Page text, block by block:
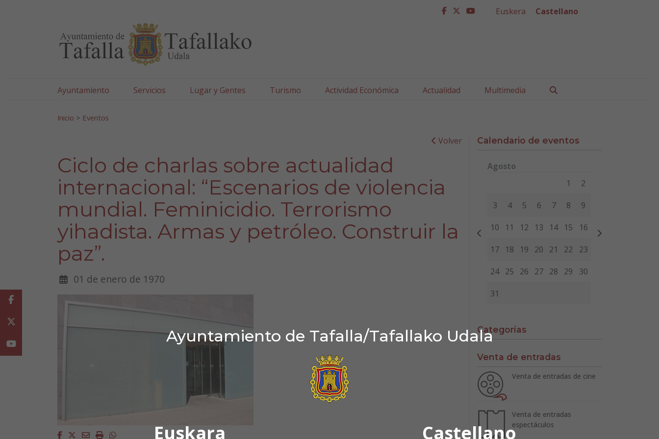
Ayuntamiento de Tafalla/Tafallako Udala
Euskara Castellano
facebook
twitter
youtube
Euskera Castellano
Ayuntamiento Servicios Lugar y Gentes Turismo Actividad Económica Actualidad Multimedia
Inicio > Eventos
Volver
Ciclo de charlas sobre actualidad
internacional: “Escenarios de violencia
mundial. Feminicidio. Terrorismo
yihadista. Armas y petróleo. Construir la
paz”.
01 de enero de 1970
Facebook
Twitter
EmailImprimirWhatsapp
Calendario de eventos
Agosto
Miércoles Jueves
1 2
3 4 5 6 7 8 9
10 11 12 13 14 15 16
17 18 19 20 21 22 23
24 25 26 27 28 29 30
31
Categorías
Venta de entradas
Venta de entradas de cine
Venta de entradas
espectáculos
Facebook
Youtube